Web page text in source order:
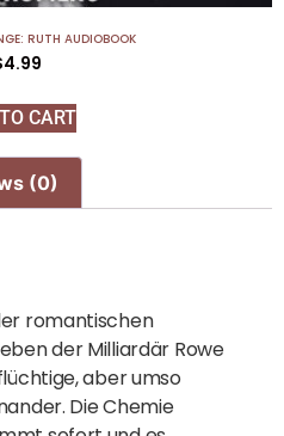
RUTH AUDIOBOOK
4.99
CART
(0)
romantischen
der Milliardär Rowe
aber umso
Die Chemie